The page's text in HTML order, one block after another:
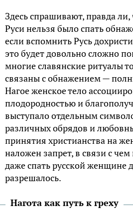
Здесь спрашивают, правда
Руси нельзя было спать
если вспомнить Русь
это будет довольно сложно
многие славянские ритуалы
связаны с обнажением —
Нагое женское тело
плодородностью и
выступало отдельным
различных обрядов и
принятия христианства на
наложен запрет, в связи с
даже спать русской женщине
разрешалось.
Нагота как путь к греху